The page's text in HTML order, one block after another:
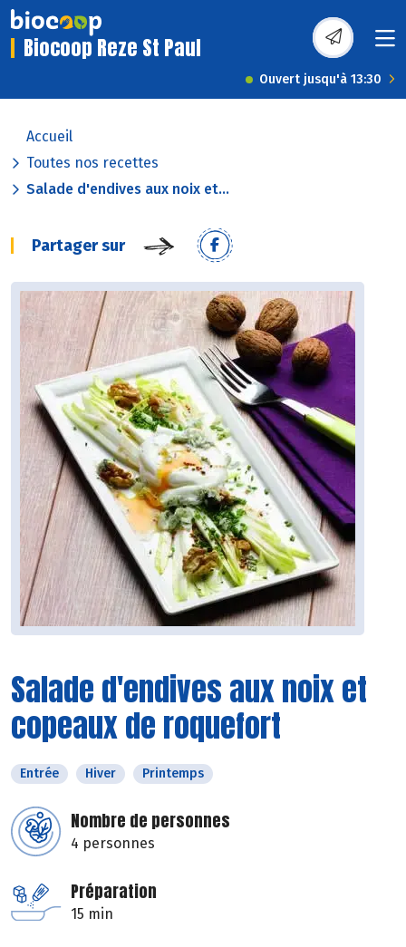
Biocoop Reze St Paul
Ouvert jusqu'à 13:30
Accueil
Toutes nos recettes
Salade d'endives aux noix et...
Partager sur
Salade d'endives aux noix et
copeaux de roquefort
Entrée Hiver Printemps
Nombre de personnes
4 personnes
Préparation
15 min